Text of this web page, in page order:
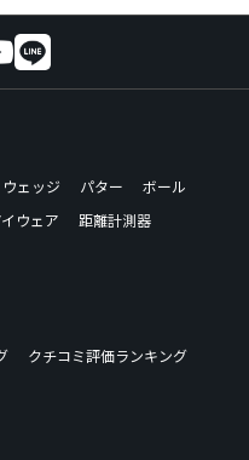
ウェッジ パター
ボール
ウェア
距離計測器
クチコミ評価ランキング